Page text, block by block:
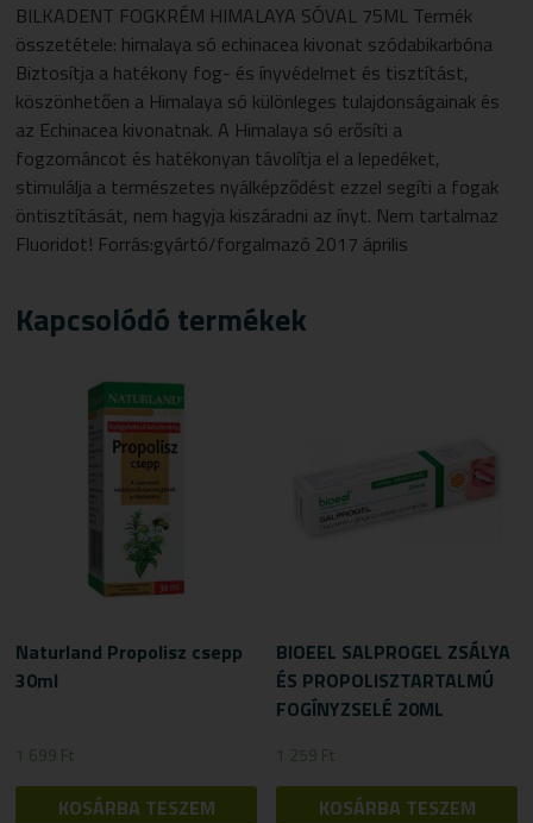
BILKADENT FOGKRÉM HIMALAYA SÓVAL 75ML Termék
összetétele: himalaya só echinacea kivonat szódabikarbóna
Biztosítja a hatékony fog- és ínyvédelmet és tisztítást,
köszönhetően a Himalaya só különleges tulajdonságainak és
az Echinacea kivonatnak. A Himalaya só erősíti a
fogzománcot és hatékonyan távolítja el a lepedéket,
stimulálja a természetes nyálképződést ezzel segíti a fogak
öntisztítását, nem hagyja kiszáradni az ínyt. Nem tartalmaz
Fluoridot! Forrás:gyártó/forgalmazó 2017 április
Kapcsolódó termékek
Naturland Propolisz csepp
30ml
1 699 Ft
KOSÁRBA TESZEM
BIOEEL SALPROGEL ZSÁLYA
ÉS PROPOLISZTARTALMÚ
FOGÍNYZSELÉ 20ML
1 259 Ft
KOSÁRBA TESZEM